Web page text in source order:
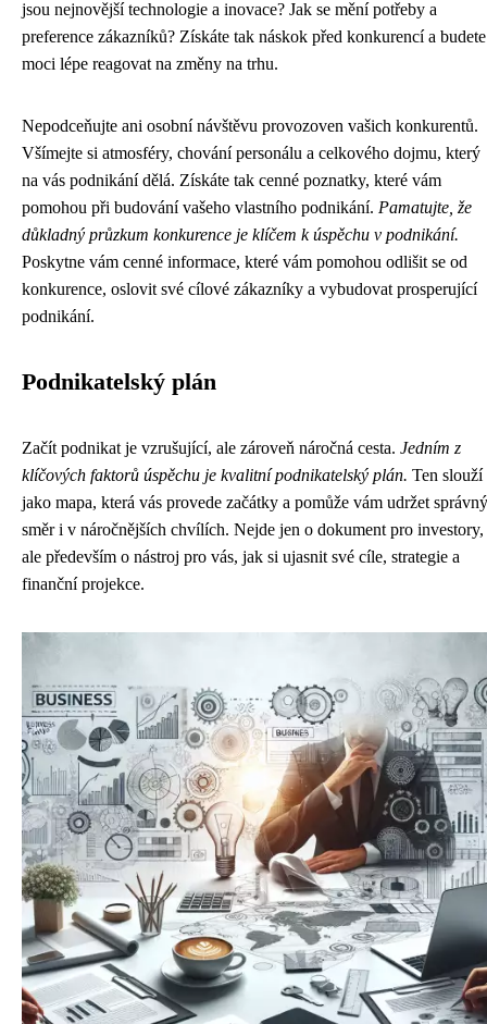
jsou nejnovější technologie a inovace? Jak se mění potřeby a
preference zákazníků? Získáte tak náskok před konkurencí a budete
moci lépe reagovat na změny na trhu.
Nepodceňujte ani osobní návštěvu provozoven vašich konkurentů.
Všímejte si atmosféry, chování personálu a celkového dojmu, který
na vás podnikání dělá. Získáte tak cenné poznatky, které vám
pomohou při budování vašeho vlastního podnikání. Pamatujte, že
důkladný průzkum konkurence je klíčem k úspěchu v podnikání.
Poskytne vám cenné informace, které vám pomohou odlišit se od
konkurence, oslovit své cílové zákazníky a vybudovat prosperující
podnikání.
Podnikatelský plán
Začít podnikat je vzrušující, ale zároveň náročná cesta. Jedním z
klíčových faktorů úspěchu je kvalitní podnikatelský plán. Ten slouží
jako mapa, která vás provede začátky a pomůže vám udržet správný
směr i v náročnějších chvílích. Nejde jen o dokument pro investory,
ale především o nástroj pro vás, jak si ujasnit své cíle, strategie a
finanční projekce.